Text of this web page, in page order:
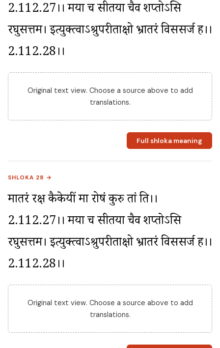
2.112.27।। मया च सीतया चैव शप्तोऽसि
रघुसत्तम। इत्युक्त्वाऽश्रुपरीताक्षो भ्रातरं विससर्ज ह।।
2.112.28।।
Original text view. Choose a source above to add
translations.
Full shloka meaning
SHLOKA 28 →
मातरं रक्ष कैकेयीं मा रोषं कुरु तां प्रति।।
2.112.27।। मया च सीतया चैव शप्तोऽसि
रघुसत्तम। इत्युक्त्वाऽश्रुपरीताक्षो भ्रातरं विससर्ज ह।।
2.112.28।।
Original text view. Choose a source above to add
translations.